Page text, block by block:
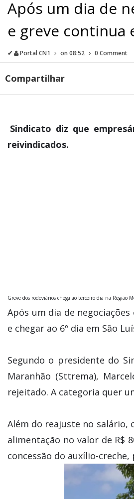
Após um dia de
e greve continua
✔ Portal CN1 on 08:52 0 Comment
Compartilhar
Sindicato diz que
reivindicados.
Greve dos rodoviários chega ao terceiro dia na
Após um dia de
e chegar ao 6º dia em São
Segundo o presidente do
Maranhão (Sttrema),
rejeitado. A categoria quer
Além do reajuste no salário,
alimentação no valor de R$
concessão do auxílio-